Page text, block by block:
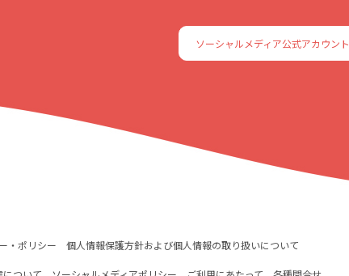
ソーシャルメディア公式アカウント
・ポリシー 個人情報保護方針および個人情報の取り扱いについて